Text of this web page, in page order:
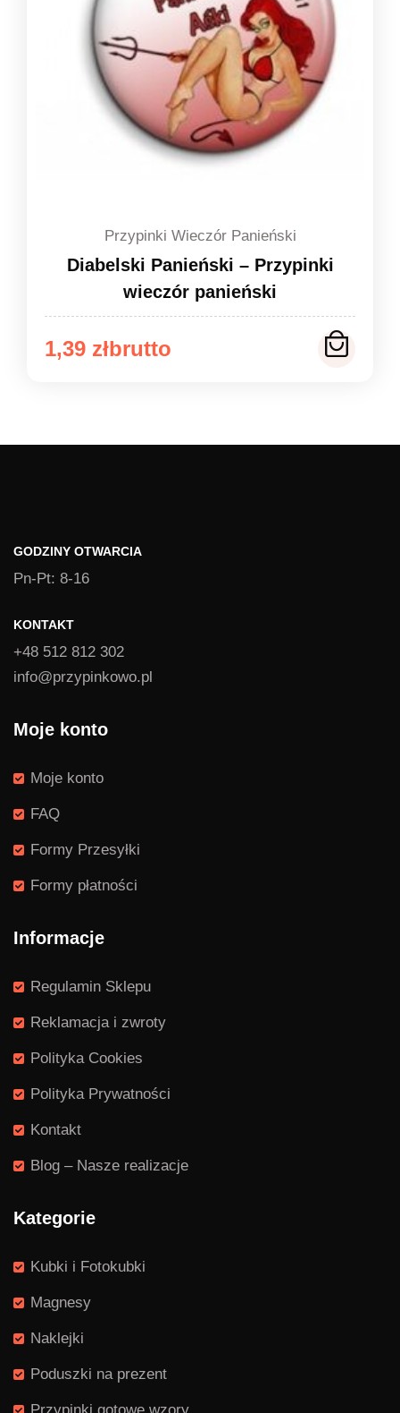
Przypinki Wieczór Panieński
Diabelski Panieński – Przypinki
wieczór panieński
1,39 zł
Zakres
1,39 zł
GODZINY OTWARCIA
Pn-Pt: 8-16
KONTAKT
+48 512 812 302
info@przypinkowo.pl
Moje konto
Moje konto
FAQ
Formy Przesyłki
Formy płatności
Informacje
Regulamin Sklepu
Reklamacja i zwroty
Polityka Cookies
Polityka Prywatności
Kontakt
Blog – Nasze realizacje
Kategorie
Kubki i Fotokubki
Magnesy
Naklejki
Poduszki na prezent
Przypinki gotowe wzory